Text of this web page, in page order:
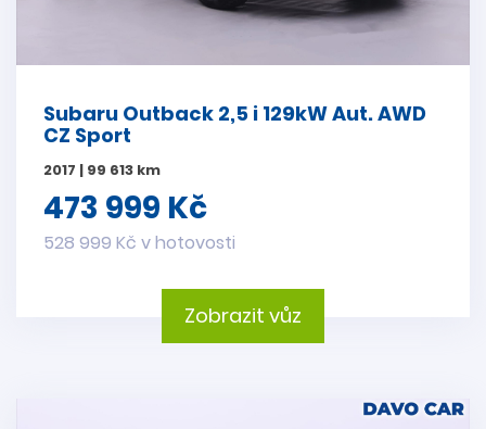
Subaru Outback 2,5 i 129kW Aut. AWD
CZ Sport
2017 | 99 613 km
473 999 Kč
528 999 Kč v hotovosti
Zobrazit vůz